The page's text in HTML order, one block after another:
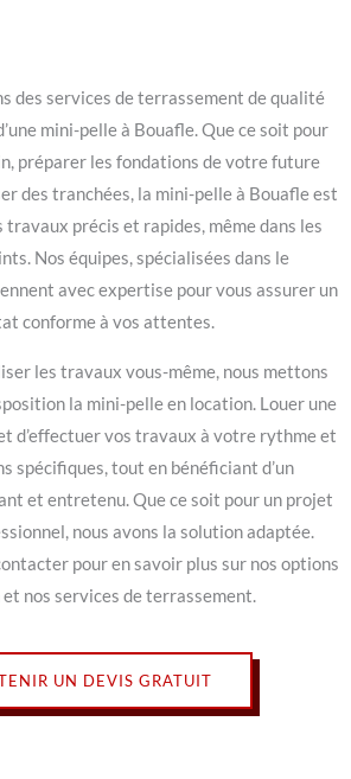
des services de terrassement de qualité
mini-pelle à Bouafle. Que ce soit pour
préparer les fondations de votre future
des tranchées, la mini-pelle à Bouafle est
travaux précis et rapides, même dans les
Nos équipes, spécialisées dans le
avec expertise pour vous assurer un
conforme à vos attentes.
les travaux vous-même, nous mettons
la mini-pelle en location. Louer une
d’effectuer vos travaux à votre rythme et
spécifiques, tout en bénéficiant d’un
et entretenu. Que ce soit pour un projet
nous avons la solution adaptée.
pour en savoir plus sur nos options
nos services de terrassement.
UN DEVIS GRATUIT